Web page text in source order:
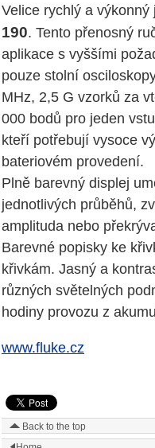
Velice rychlý a výkonný
190. Tento přenosný
aplikace s vyššími
pouze stolní
MHz, 2,5 G vzorků za
000 bodů pro jeden
kteří potřebují vysoce
bateriovém provedení.
Plně barevný displej
jednotlivých průběhů,
amplituda nebo
Barevné popisky ke
křivkám. Jasný a
různých světelných
hodiny provozu z
www.fluke.cz
Back to the top